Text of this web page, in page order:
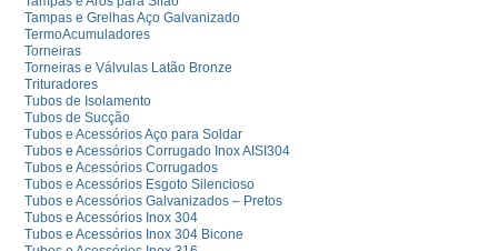
Tampas e Grelhas Aço Galvanizado
TermoAcumuladores
Torneiras
Torneiras e Válvulas Latão Bronze
Trituradores
Tubos de Isolamento
Tubos de Sucção
Tubos e Acessórios Aço para Soldar
Tubos e Acessórios Corrugado Inox AISI304
Tubos e Acessórios Corrugados
Tubos e Acessórios Esgoto Silencioso
Tubos e Acessórios Galvanizados – Pretos
Tubos e Acessórios Inox 304
Tubos e Acessórios Inox 304 Bicone